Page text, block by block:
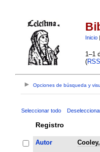
Inicio|
1–1
(RSS
Opciones de búsqueda y
Seleccionar todo
Registro
Autor